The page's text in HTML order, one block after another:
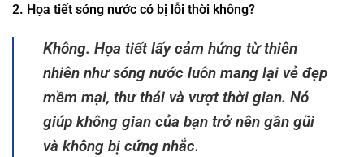
2. Họa tiết sóng nước có bị lỗi thời không?
Không. Họa tiết lấy cảm hứng từ thiên
nhiên như sóng nước luôn mang lại vẻ đẹp
mềm mại, thư thái và vượt thời gian. Nó
giúp không gian của bạn trở nên gần gũi
và không bị cứng nhắc.